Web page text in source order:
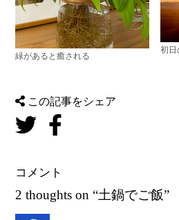
緑があると癒される
初
この記事をシェア
コメント
2 thoughts on “土鍋でご飯”